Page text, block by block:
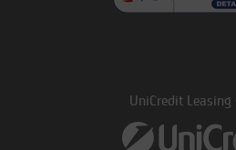
UniCredit